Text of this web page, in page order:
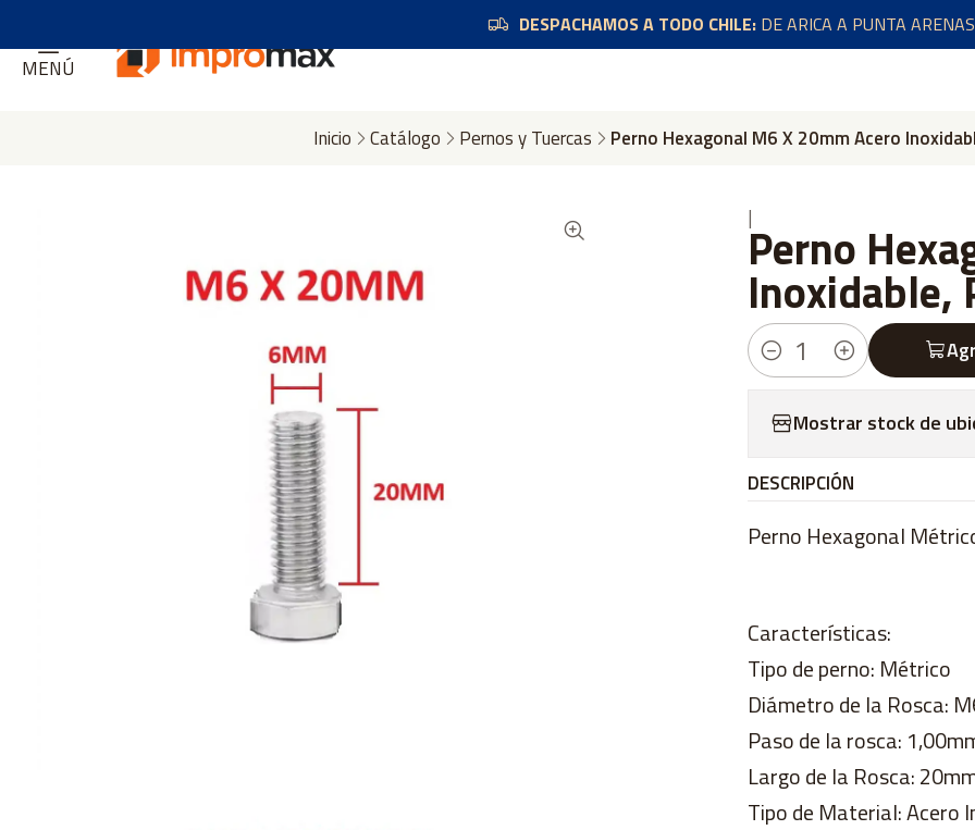
MENÚ
DESPACHAMOS A TODO CHILE:DE ARICA A PUNTA ARENAS
Inicio Catálogo Pernos y Tuercas Perno Hexagonal M6 X 20mm Acero
|Perno
Inoxidable,
Cantidad
Mostrar stock de
DESCRIPCIÓN
Perno Hexagonal
Características:
Tipo de perno: Métrico
Diámetro de la Rosca:
Paso de la rosca:
Largo de la Rosca:
Tipo de Material: Acero